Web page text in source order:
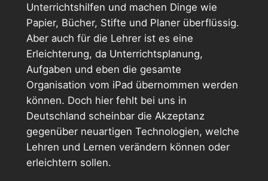
Unterrichtshilfen und machen Dinge wie
Papier, Bücher, Stifte und Planer überflüssig.
Aber auch für die Lehrer ist es eine
Erleichterung, da Unterrichtsplanung,
Aufgaben und eben die gesamte
Organisation vom iPad übernommen werden
können. Doch hier fehlt bei uns in
Deutschland scheinbar die Akzeptanz
gegenüber neuartigen Technologien, welche
Lehren und Lernen verändern können oder
erleichtern sollen.